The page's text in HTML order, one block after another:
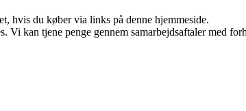
hvis du køber via links på denne hjemmeside.
Vi kan tjene penge gennem samarbejdsaftaler med